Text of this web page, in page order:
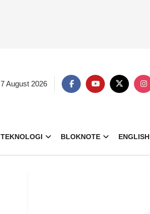
7 August 2026
TEKNOLOGI BLOKNOTE ENGLISH